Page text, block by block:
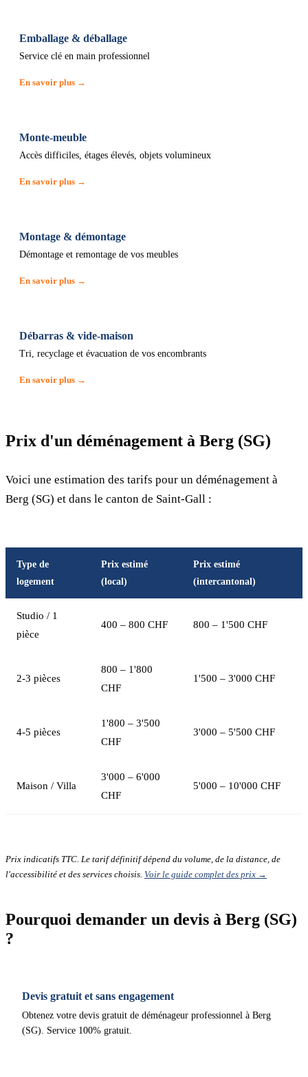
Emballage & déballage
Service clé en main professionnel
En savoir plus →
Monte-meuble
Accès difficiles, étages élevés, objets volumineux
En savoir plus →
Montage & démontage
Démontage et remontage de vos meubles
En savoir plus →
Débarras & vide-maison
Tri, recyclage et évacuation de vos encombrants
En savoir plus →
Prix d'un déménagement à Berg (SG)
Voici une estimation des tarifs pour un déménagement à
Berg (SG) et dans le canton de Saint-Gall :
Type de
logement
Prix estimé
(local)
Prix estimé
(intercantonal)
Studio / 1
pièce
400 – 800 CHF 800 – 1'500 CHF
2-3 pièces
800 – 1'800
CHF
1'500 – 3'000 CHF
4-5 pièces
1'800 – 3'500
CHF
3'000 – 5'500 CHF
Maison / Villa
3'000 – 6'000
CHF
5'000 – 10'000 CHF
Prix indicatifs TTC. Le tarif définitif dépend du volume, de la distance, de
l'accessibilité et des services choisis. Voir le guide complet des prix →
Pourquoi demander un devis à Berg (SG)
?
Devis gratuit et sans engagement
Obtenez votre devis gratuit de déménageur professionnel à Berg
(SG). Service 100% gratuit.